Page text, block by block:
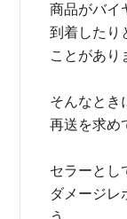
商品がバイ
到着したり
ことがあり
そんなとき
再送を求め
セラーとし
ダメージレ